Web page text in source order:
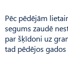
Pēc pēdējām
segums zaudē
par šķīdoni uz
tad pēdējos